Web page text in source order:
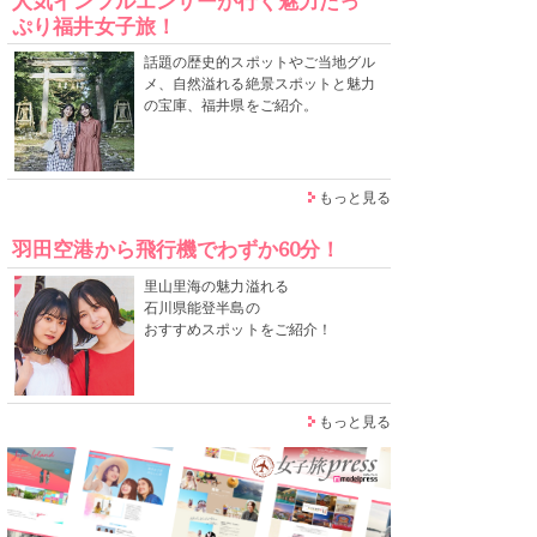
ぷり福井女子旅！
話題の歴史的スポットやご当地グル
メ、自然溢れる絶景スポットと魅力
の宝庫、福井県をご紹介。
もっと見る
羽田空港から飛行機でわずか60分！
里山里海の魅力溢れる
石川県能登半島の
おすすめスポットをご紹介！
もっと見る